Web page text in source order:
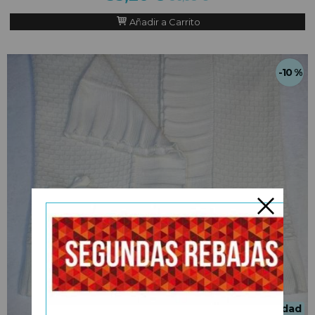
Añadir a Carrito
Novedad
-10 %